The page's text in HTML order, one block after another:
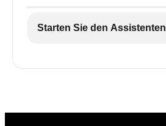
Starten Sie den Assistenten